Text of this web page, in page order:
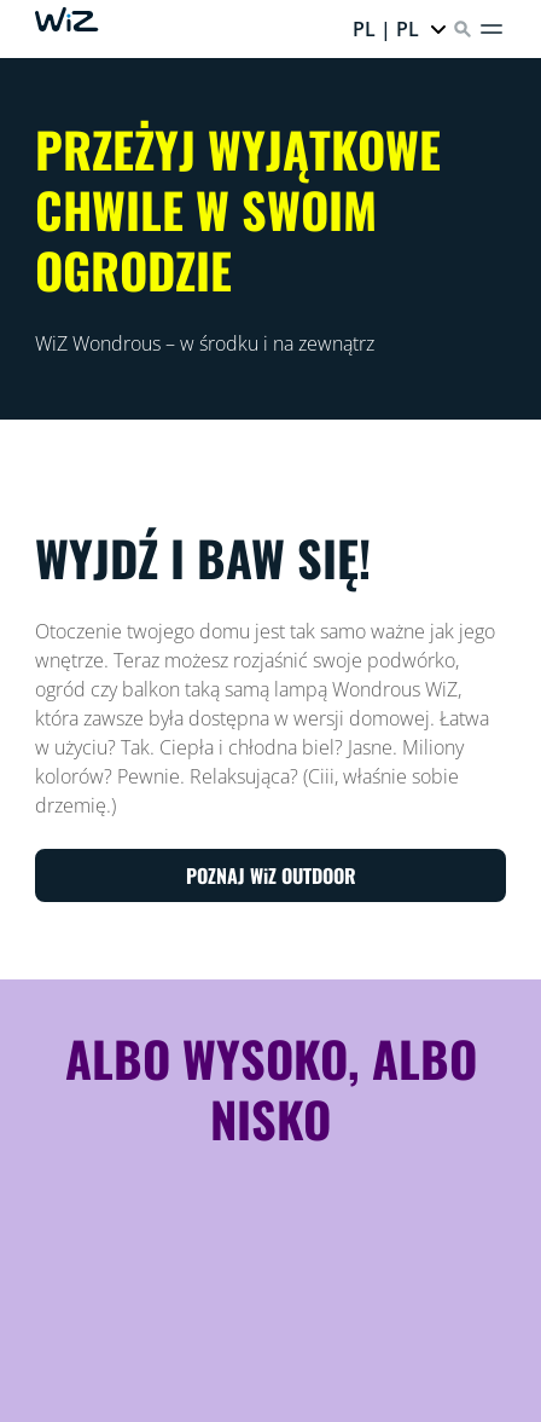
PL | PL
PRZEŻYJ WYJĄTKOWE
CHWILE W SWOIM
OGRODZIE
WiZ Wondrous – w środku i na zewnątrz
WYJDŹ I BAW SIĘ!
Otoczenie twojego domu jest tak samo ważne jak jego
wnętrze. Teraz możesz rozjaśnić swoje podwórko,
ogród czy balkon taką samą lampą Wondrous WiZ,
która zawsze była dostępna w wersji domowej. Łatwa
w użyciu? Tak. Ciepła i chłodna biel? Jasne. Miliony
kolorów? Pewnie. Relaksująca? (Ciii, właśnie sobie
drzemię.)
POZNAJ WiZ OUTDOOR
ALBO WYSOKO, ALBO
NISKO